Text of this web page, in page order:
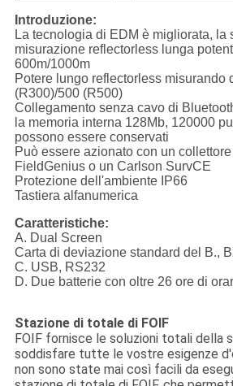
Introduzione:
La tecnologia di EDM è migliorata, la
misurazione reflectorless lunga
600m/1000m
Potere lungo reflectorless misurando
(R300)/500 (R500)
Collegamento senza cavo di
la memoria interna 128Mb, 120000
possono essere conservati
Può essere azionato con un
FieldGenius o un Carlson SurvCE
Protezione dell'ambiente IP66
Tastiera alfanumerica
Caratteristiche:
A. Dual Screen
Carta di deviazione standard del B.,
C. USB, RS232
D. Due batterie con oltre 26 ore di
Stazione di totale di FOIF
FOIF fornisce le soluzioni totali della
soddisfare tutte le vostre esigenze
non sono state mai così facili da